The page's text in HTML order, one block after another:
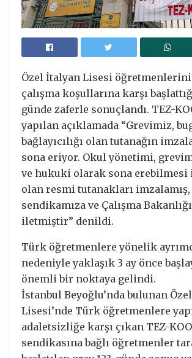
Özel İtalyan Lisesi
çalışma koşullarına karşı
günde zaferle sonuçlandı. TEZ-
yapılan açıklamada “Grevimiz,
bağlayıcılığı olan tutanağın
sona eriyor. Okul yönetimi,
ve hukuki olarak sona
olan resmi tutanakları imzalamış,
sendikamıza ve Çalışma
iletmiştir” denildi.
Türk öğretmenlere yönelik
nedeniyle yaklaşık 3 ay önce
önemli bir noktaya gelindi.
İstanbul Beyoğlu’nda bulunan
Lisesi’nde Türk öğretmenlere
adaletsizliğe karşı çıkan TEZ-
sendikasına bağlı öğretmenler